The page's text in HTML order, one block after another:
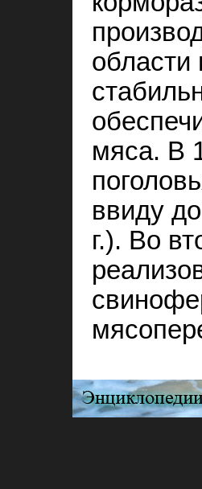
области
мяса. В
ввиду
г.). Во